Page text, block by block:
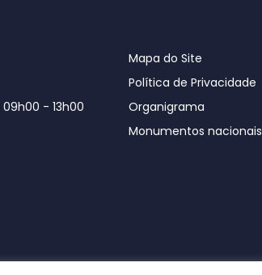
- 13h00
Mapa do Site
Política de Privacidade
Organigrama
Monumentos nacionais